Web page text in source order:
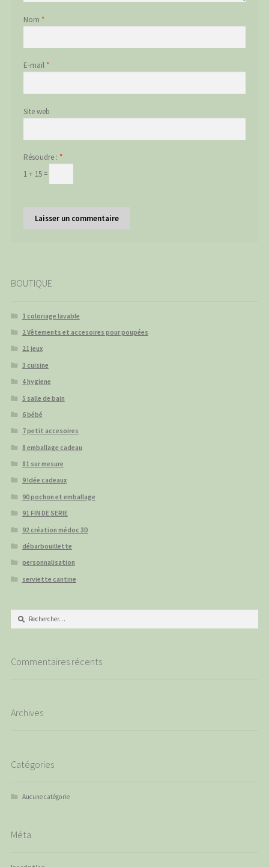
Nom *
E-mail *
Site web
Résoudre : *
1 + 15 =
BOUTIQUE
1 coloriage lavable
2 Vêtements et accesoires pour poupées
21 jeux
3 cuisine
4 hygiene
5 salle de bain
6 bébé
7 petit accesoires
8 emballage cadeau
81 sur mesure
9 Idée cadeaux
90 pochon et emballage
91 FIN DE SERIE
92 création médoc 3D
débarbouillette
personnalisation
serviette cantine
Rechercher :
Commentaires récents
Archives
Catégories
Aucune catégorie
Méta